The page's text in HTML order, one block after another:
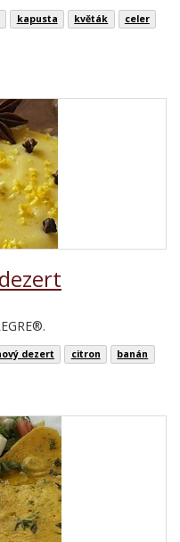
kapusta květák
celer
dezert citron banán